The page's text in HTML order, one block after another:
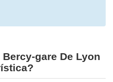
gare De Lyon